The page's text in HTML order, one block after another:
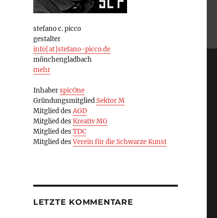
stefano c. picco
gestalter
info[at]stefano-picco.de
mönchengladbach
mehr
InhaberspicOne
GründungsmitgliedSektor M
Mitglied desAGD
Mitglied des Kreativ MG
Mitglied des TDC
Mitglied desVerein für die Schwarze Kunst
LETZTE KOMMENTARE